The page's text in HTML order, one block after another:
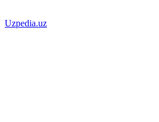
Uzpedia.uz